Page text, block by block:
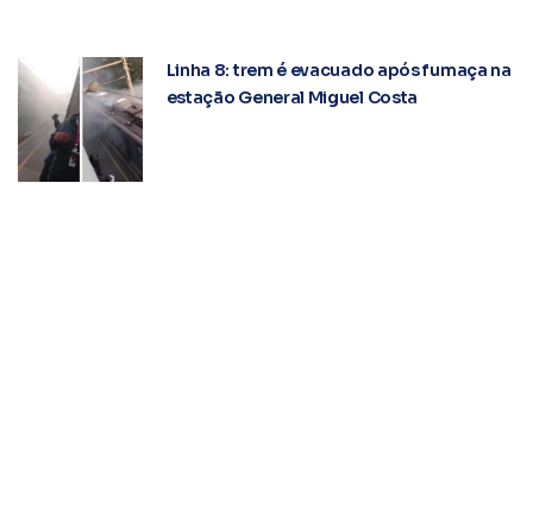
Linha 8: trem é evacuado após fumaça na
estação General Miguel Costa